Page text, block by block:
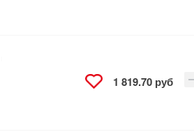
1 819.70 руб